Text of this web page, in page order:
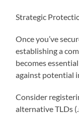
Strategic
Once you’ve
establishing a
becomes
against potential
Consider
alternative TLDs